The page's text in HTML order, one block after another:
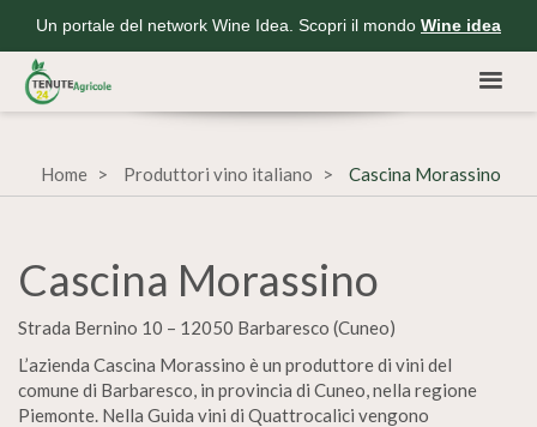
Un portale del network Wine Idea. Scopri il mondo Wine idea
Home Produttori vino italiano Cascina Morassino
Cascina Morassino
Strada Bernino 10 – 12050 Barbaresco (Cuneo)
L’azienda Cascina Morassino è un produttore di vini del
comune di Barbaresco, in provincia di Cuneo, nella regione
Piemonte. Nella Guida vini di Quattrocalici vengono